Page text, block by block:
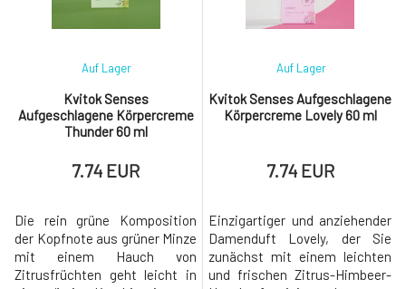
Kvitok Senses
Aufgeschlagene Körpercreme
Thunder 60 ml
Auf Lager
7.74 EUR
Die rein grüne Komposition
der Kopfnote aus grüner Minze
mit einem Hauch von
Zitrusfrüchten geht leicht in
Kvitok Senses Aufgeschlagene
Körpercreme Lovely 60 ml
Auf Lager
7.74 EUR
Einzigartiger und anziehender
Damenduft Lovely, der Sie
zunächst mit einem leichten
und frischen Zitrus-Himbeer-